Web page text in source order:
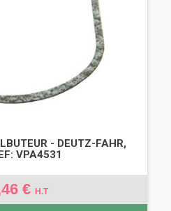
- DEUTZ-FAHR,
VPA4531
€ H.T